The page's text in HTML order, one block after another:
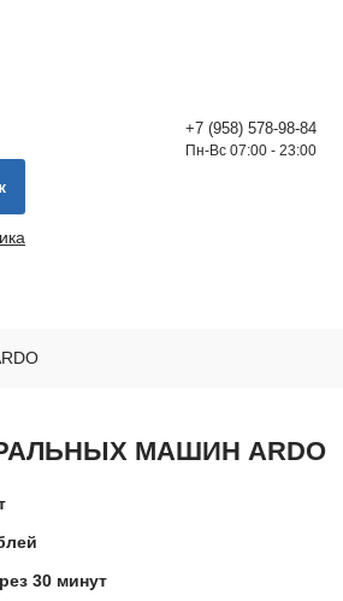
+7 (958) 578-98-84
Пн-Вс 07:00 - 23:00
МАШИН ARDO
30 минут